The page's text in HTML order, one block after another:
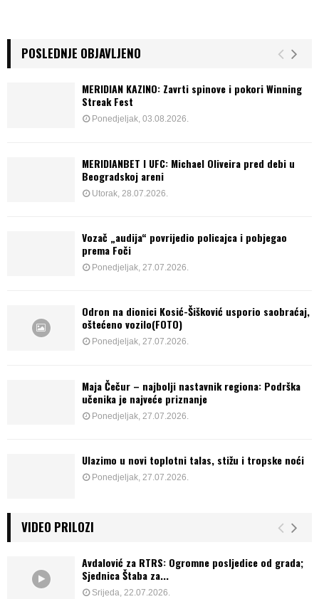
POSLEDNJE OBJAVLJENO
MERIDIAN KAZINO: Zavrti spinove i pokori Winning
Streak Fest
Ponedjeljak, 03.08.2026.
MERIDIANBET I UFC: Michael Oliveira pred debi u
Beogradskoj areni
Utorak, 28.07.2026.
Vozač „audija“ povrijedio policajca i pobjegao
prema Foči
Ponedjeljak, 27.07.2026.
Odron na dionici Kosić-Šišković usporio saobraćaj,
oštećeno vozilo(FOTO)
Ponedjeljak, 27.07.2026.
Maja Čečur – najbolji nastavnik regiona: Podrška
učenika je najveće priznanje
Ponedjeljak, 27.07.2026.
Ulazimo u novi toplotni talas, stižu i tropske noći
Ponedjeljak, 27.07.2026.
VIDEO PRILOZI
Avdalović za RTRS: Ogromne posljedice od grada;
Sjednica Štaba za...
Srijeda, 22.07.2026.